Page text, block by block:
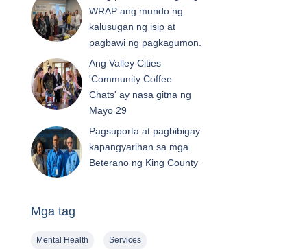
WRAP ang mundo ng
kalusugan ng isip at
pagbawi ng pagkagumon.
Ang Valley Cities
'Community Coffee
Chats' ay nasa gitna ng
Mayo 29
Pagsuporta at pagbibigay
kapangyarihan sa mga
Beterano ng King County
Mga tag
Mental Health Services